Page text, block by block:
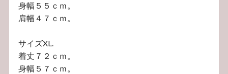
身幅５５ｃｍ。
肩幅４７ｃｍ。
サイズXL.
着丈７２ｃｍ。
身幅５７ｃｍ。